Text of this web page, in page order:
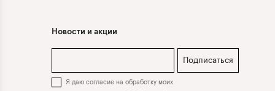
Новости и акции
Подписаться
Я даю согласие на обработку моих